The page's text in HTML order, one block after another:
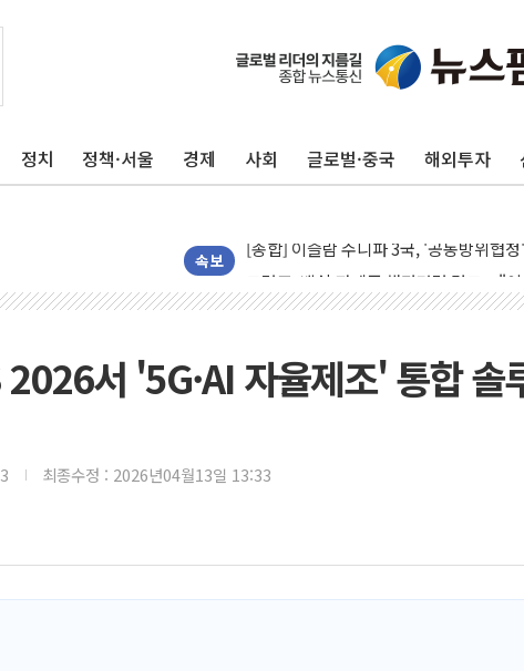
정치 정책·서울 경제 사회 글로벌·중국 해외투자
속보
유럽증시, 美 고용 예상 밖 부진에 연준
미 연준 매파 기세 꺾이나…고용 감소에
트럼프, 백신·자폐증 행정명령 검토…"
美 항소법원, 백악관 무도회장 공사 중
美 고용 쇼크에 엔화 장중 급등…시장은 "
[AI MY 뉴스] 뉴욕 반도체주 프리뷰...美
뉴욕증시 개장 전 특징주...아틀라시안
보훈부, 미 DPAA와 MOU… "6·25 미군
서 '5G·AI 자율제조' 통합 솔
최종수정 : 2026년04월13일 13:33